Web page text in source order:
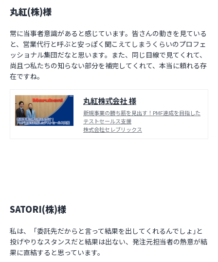
丸紅(株)様
常に当事者意識があると感じています。皆さんの動きを見ている
と、営業代行と呼ぶと安っぽく聞こえてしまうくらいのプロフェ
ッショナル集団だなと思います。また、同じ目線で見てくれて、
尚且つ私たちの知らない部分を補完してくれて、本当に頼れる存
在ですね。
丸紅株式会社 様
新規事業の勝ち筋を見出す！PMF達成を目指した
テストセールス支援
株式会社セレブリックス
SATORI(株)様
私は、「委託先だからと言って結果を出してくれるんでしょ｣と
投げやりなスタンスだと結果は出ない、発注元担当者の熱意が結
果に直結すると思っています。